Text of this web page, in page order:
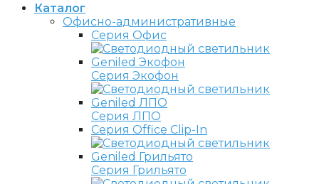
Каталог
Офисно-административные
Серия Офис
Серия Экофон
Серия ЛПО
Серия Office Clip-In
Серия Грильято